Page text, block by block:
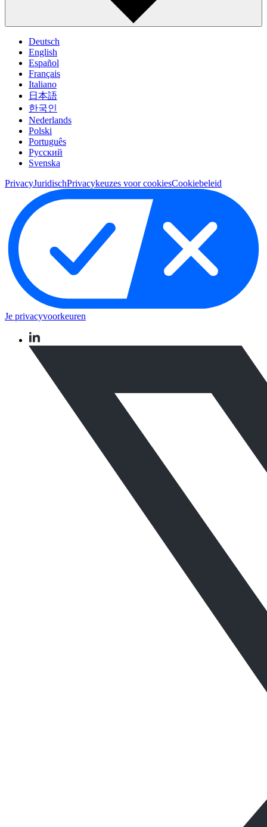
Deutsch
English
Español
Français
Italiano
日本語
한국인
Nederlands
Polski
Português
Pусский
Svenska
PrivacyJuridischPrivacykeuzes voor cookiesCookiebeleid
Je privacyvoorkeuren